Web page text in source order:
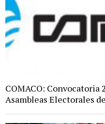
COMACO: Convocatoria
Asambleas Electorales